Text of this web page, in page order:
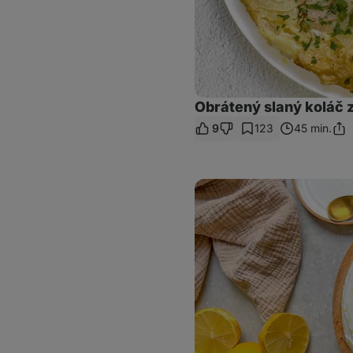
Obrátený slaný koláč
9 123 45 min.
Osviežujúcí
citrónový
koláč
s
tvarohom